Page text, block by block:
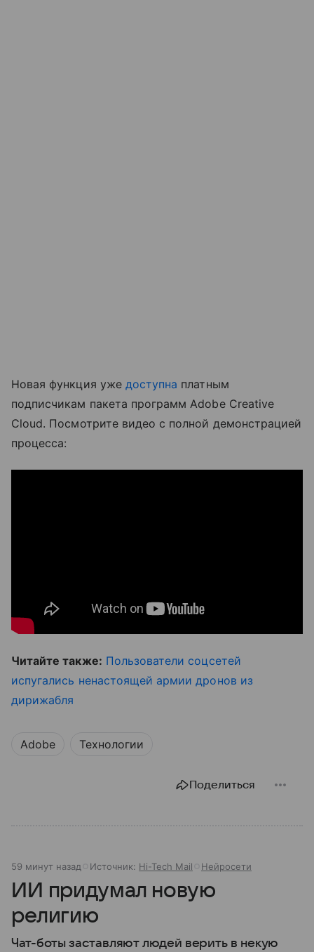
Новая функция уже доступна платным
подписчикам пакета программ Adobe Creative
Cloud. Посмотрите видео с полной демонстрацией
процесса:
Читайте также: Пользователи соцсетей
испугались ненастоящей армии дронов из
дирижабля
Adobe Технологии
Поделиться
59 минут назад Источник: Hi-Tech Mail Нейросети
ИИ придумал новую
религию
Чат-боты заставляют людей верить в некую